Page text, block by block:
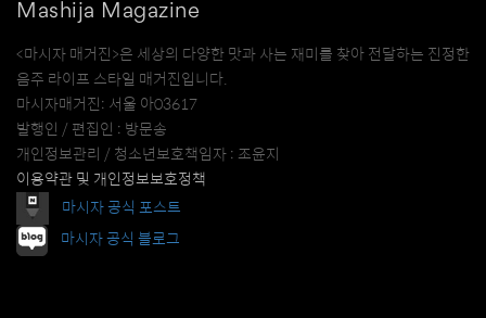
Mashija Magazine
<마시자 매거진>은 세상의 다양한 맛과 사는 재미를 찾아 전달하는 진정한
음주 라이프 스타일 매거진입니다.
마시자매거진: 서울 아03617
발행인 / 편집인 : 방문송
개인정보관리 / 청소년보호책임자 : 조윤지
이용약관 및 개인정보보호정책
마시자 공식 포스트
마시자 공식 블로그